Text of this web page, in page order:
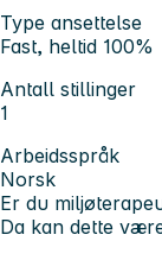
Type ansettelse
Fast, heltid 100%
Antall stillinger
1
Arbeidsspråk
Norsk
Er du
Da kan dette